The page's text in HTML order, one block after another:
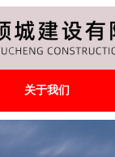
关于我们